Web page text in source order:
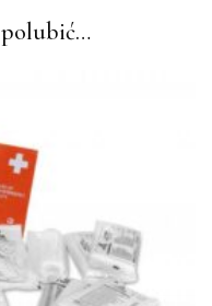
polubić…